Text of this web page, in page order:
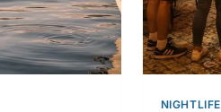
NIGHTLIFE